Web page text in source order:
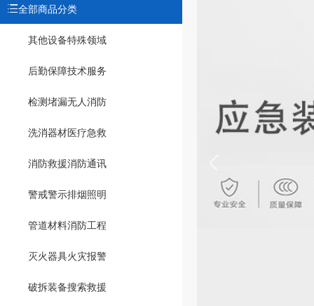
全部商品分类
其他设备特殊领域
后勤保障技术服务
检测堵漏无人消防
洗消器材医疗急救
消防救援消防通讯
警戒警示排烟照明
管道材料消防工程
灭火器具火灾报警
破拆装备搜索救援